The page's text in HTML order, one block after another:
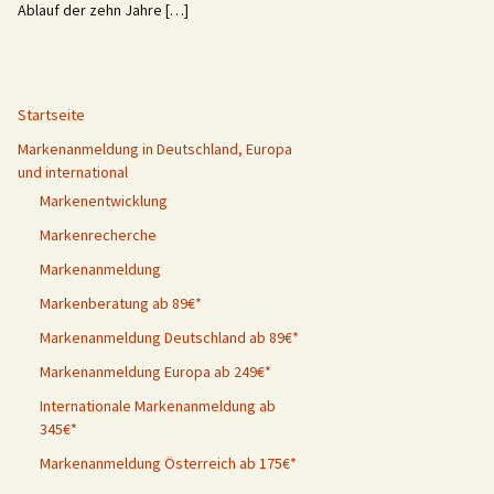
Ablauf der zehn Jahre […]
Startseite
Markenanmeldung in Deutschland, Europa
und international
Markenentwicklung
Markenrecherche
Markenanmeldung
Markenberatung ab 89€*
Markenanmeldung Deutschland ab 89€*
Markenanmeldung Europa ab 249€*
Internationale Markenanmeldung ab
345€*
Markenanmeldung Österreich ab 175€*